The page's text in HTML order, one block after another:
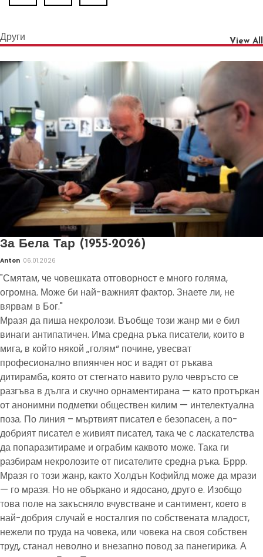
Други View All
За Бела Тар (1955-2026)
Anton 06.01.2026
"Смятам, че човешката отговорност е много голяма,
огромна. Може би най-важният фактор. Знаете ли, не
вярвам в Бог."
Мразя да пиша некролози. Въобще този жанр ми е бил
винаги антипатичен. Има средна ръка писатели, които в
мига, в който някой „голям“ почине, увесват
професионално впиянчен нос и вадят от ръкава
дитирамба, която от стегнато навито руло чевръсто се
разгъва в дълга и скучно орнаментирана — като протъркан
от анонимни подметки обществен килим — интелектуална
поза. По линия – мъртвият писател е безопасен, а по-
добрият писател е живият писател, така че с ласкателства
да попаразитираме и ограбим каквото може. Така ги
разбирам некролозите от писателите средна ръка. Бррр.
Мразя го този жанр, както Холдън Кофийлд може да мрази
— го мразя. Но не объркано и ядосано, друго е. Изобщо
това поле на закъсняло вчувстване и сантимент, което в
най-добрия случай е носталгия по собствената младост,
нежели по труда на човека, или човека на своя собствен
труд, станал неволно и внезапно повод за панегирика. А